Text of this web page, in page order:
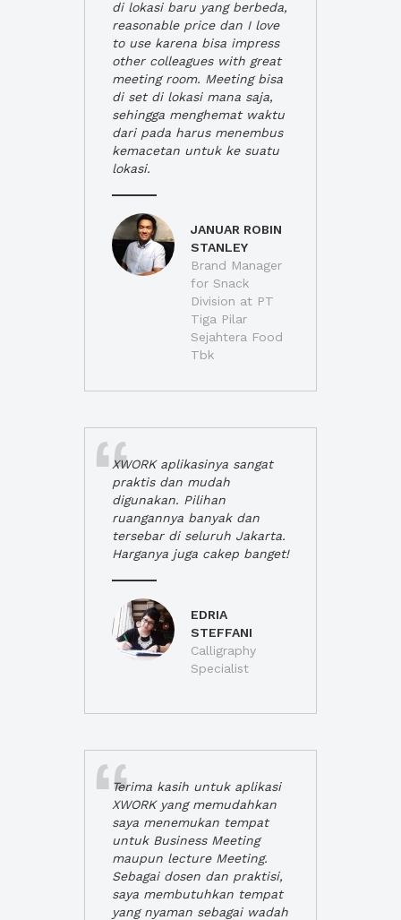
di lokasi baru yang berbeda,
reasonable price dan I love
to use karena bisa impress
other colleagues with great
meeting room. Meeting bisa
di set di lokasi mana saja,
sehingga menghemat waktu
dari pada harus menembus
kemacetan untuk ke suatu
lokasi.
JANUAR ROBIN
STANLEY
Brand Manager
for Snack
Division at PT
Tiga Pilar
Sejahtera Food
Tbk
XWORK aplikasinya sangat
praktis dan mudah
digunakan. Pilihan
ruangannya banyak dan
tersebar di seluruh Jakarta.
Harganya juga cakep banget!
EDRIA
STEFFANI
Calligraphy
Specialist
Terima kasih untuk aplikasi
XWORK yang memudahkan
saya menemukan tempat
untuk Business Meeting
maupun lecture Meeting.
Sebagai dosen dan praktisi,
saya membutuhkan tempat
yang nyaman sebagai wadah